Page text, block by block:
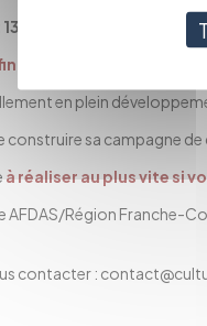
à 16h
(accompagnée
par la foule »
en plein
sa campagne
à réaliser au plus vite si
Région Franche-
contacter :